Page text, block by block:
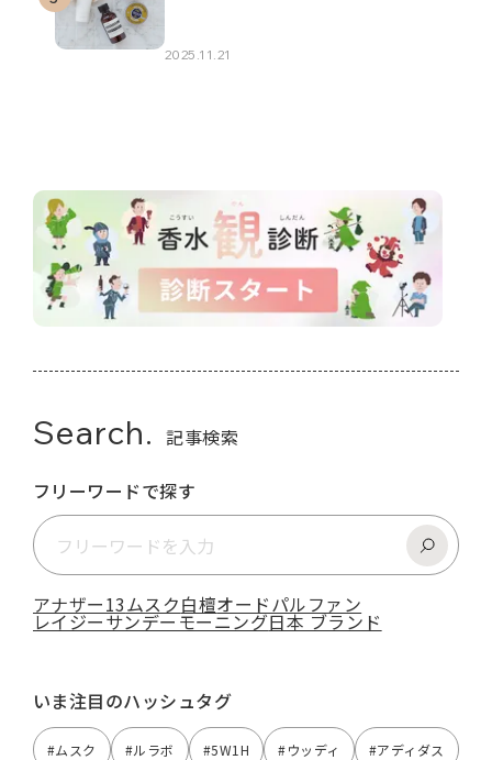
2025.11.21
Search. 記事検索
フリーワードで探す
アナザー13ムスク白檀オードパルファン
レイジーサンデーモーニング日本 ブランド
いま注目のハッシュタグ
#ムスク #ルラボ #5W1H #ウッディ #アディダス